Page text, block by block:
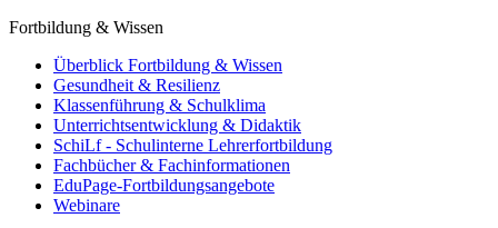
Fortbildung & Wissen
Überblick Fortbildung & Wissen
Gesundheit & Resilienz
Klassenführung & Schulklima
Unterrichtsentwicklung & Didaktik
SchiLf - Schulinterne Lehrerfortbildung
Fachbücher & Fachinformationen
EduPage-Fortbildungsangebote
Webinare